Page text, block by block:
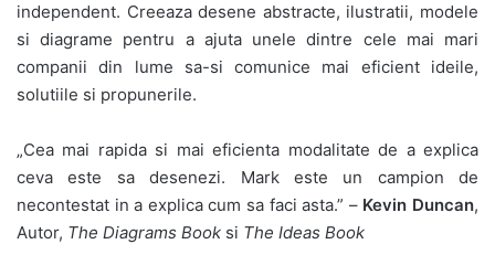
independent. Creeaza desene abstracte, ilustratii, modele
si diagrame pentru a ajuta unele dintre cele mai mari
companii din lume sa-si comunice mai eficient ideile,
solutiile si propunerile.
„Cea mai rapida si mai eficienta modalitate de a explica
ceva este sa desenezi. Mark este un campion de
necontestat in a explica cum sa faci asta.” – Kevin Duncan,
Autor, The Diagrams Book si The Ideas Book